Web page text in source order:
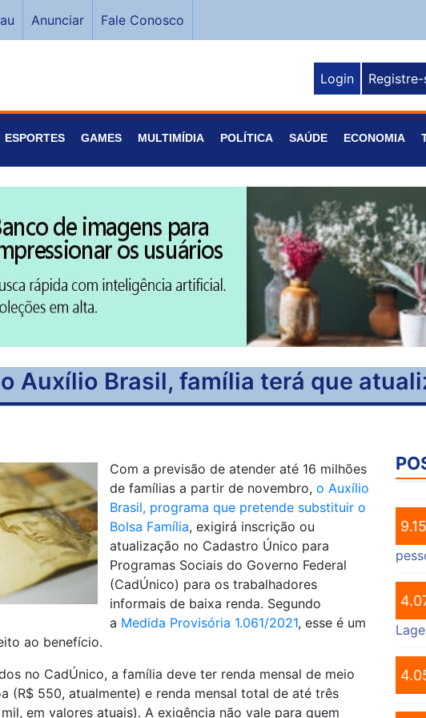
Anunciar Fale Conosco
Login Registre-
ESPORTES GAMES MULTIMÍDIA POLÍTICA SAÚDE ECONOMIA
Auxílio Brasil, família terá que
Com a previsão de atender até 16 milhões
de famílias a partir de novembro,o Auxílio
Brasil, programa que pretende substituir o
Bolsa Família, exigirá inscrição ou
atualização no Cadastro Único para
Programas Sociais do Governo Federal
(CadÚnico) para os trabalhadores
informais de baixa renda. Segundo
a Medida Provisória 1.061/2021, esse é um
ao benefício.
no CadÚnico, a família deve ter renda mensal de meio
(R$ 550, atualmente) e renda mensal total de até três
em valores atuais). A exigência não vale para quem